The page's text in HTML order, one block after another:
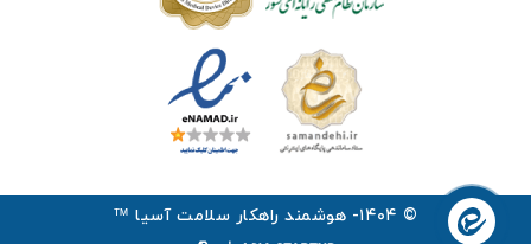
© ۱۴۰۴- هوشمند راهکار سلامت آسیا ™